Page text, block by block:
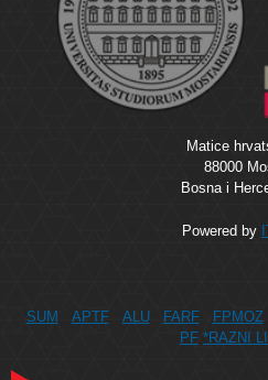
Matice
88000
Bosna i
Powered by
SUM APTF ALU FARF FPMOZ
PF *RAZNI